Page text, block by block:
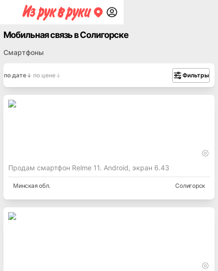
Мобильная связь в Солигорске
Смартфоны
по дате по цене Фильтры
Продам смартфон Relme 11. Android, экран 6.43
Минская обл. Солигорск